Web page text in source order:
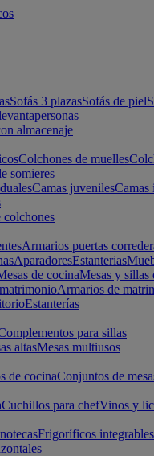
Sofás 3 plazasSofás de piel
almacenaje
Colchones de muelles
somieres
Camas juvenilesCamas
colchones
Armarios puertas
AparadoresEstanterias
de cocinaMesas y sillas
Armarios de
Estanterías
para sillas
altasMesas multiusos
de cocinaConjuntos de
Cuchillos para chefVinos y
Frigoríficos integrables